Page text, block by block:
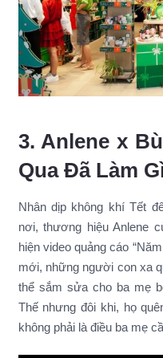
3. Anlene x
Qua Đã Làm
Nhân dịp không khí Tết
nơi, thương hiệu Anlene
hiện video quảng cáo
mới, những người con xa
thể sắm sửa cho ba mẹ
Thế nhưng đôi khi, họ
không phải là điều ba mẹ